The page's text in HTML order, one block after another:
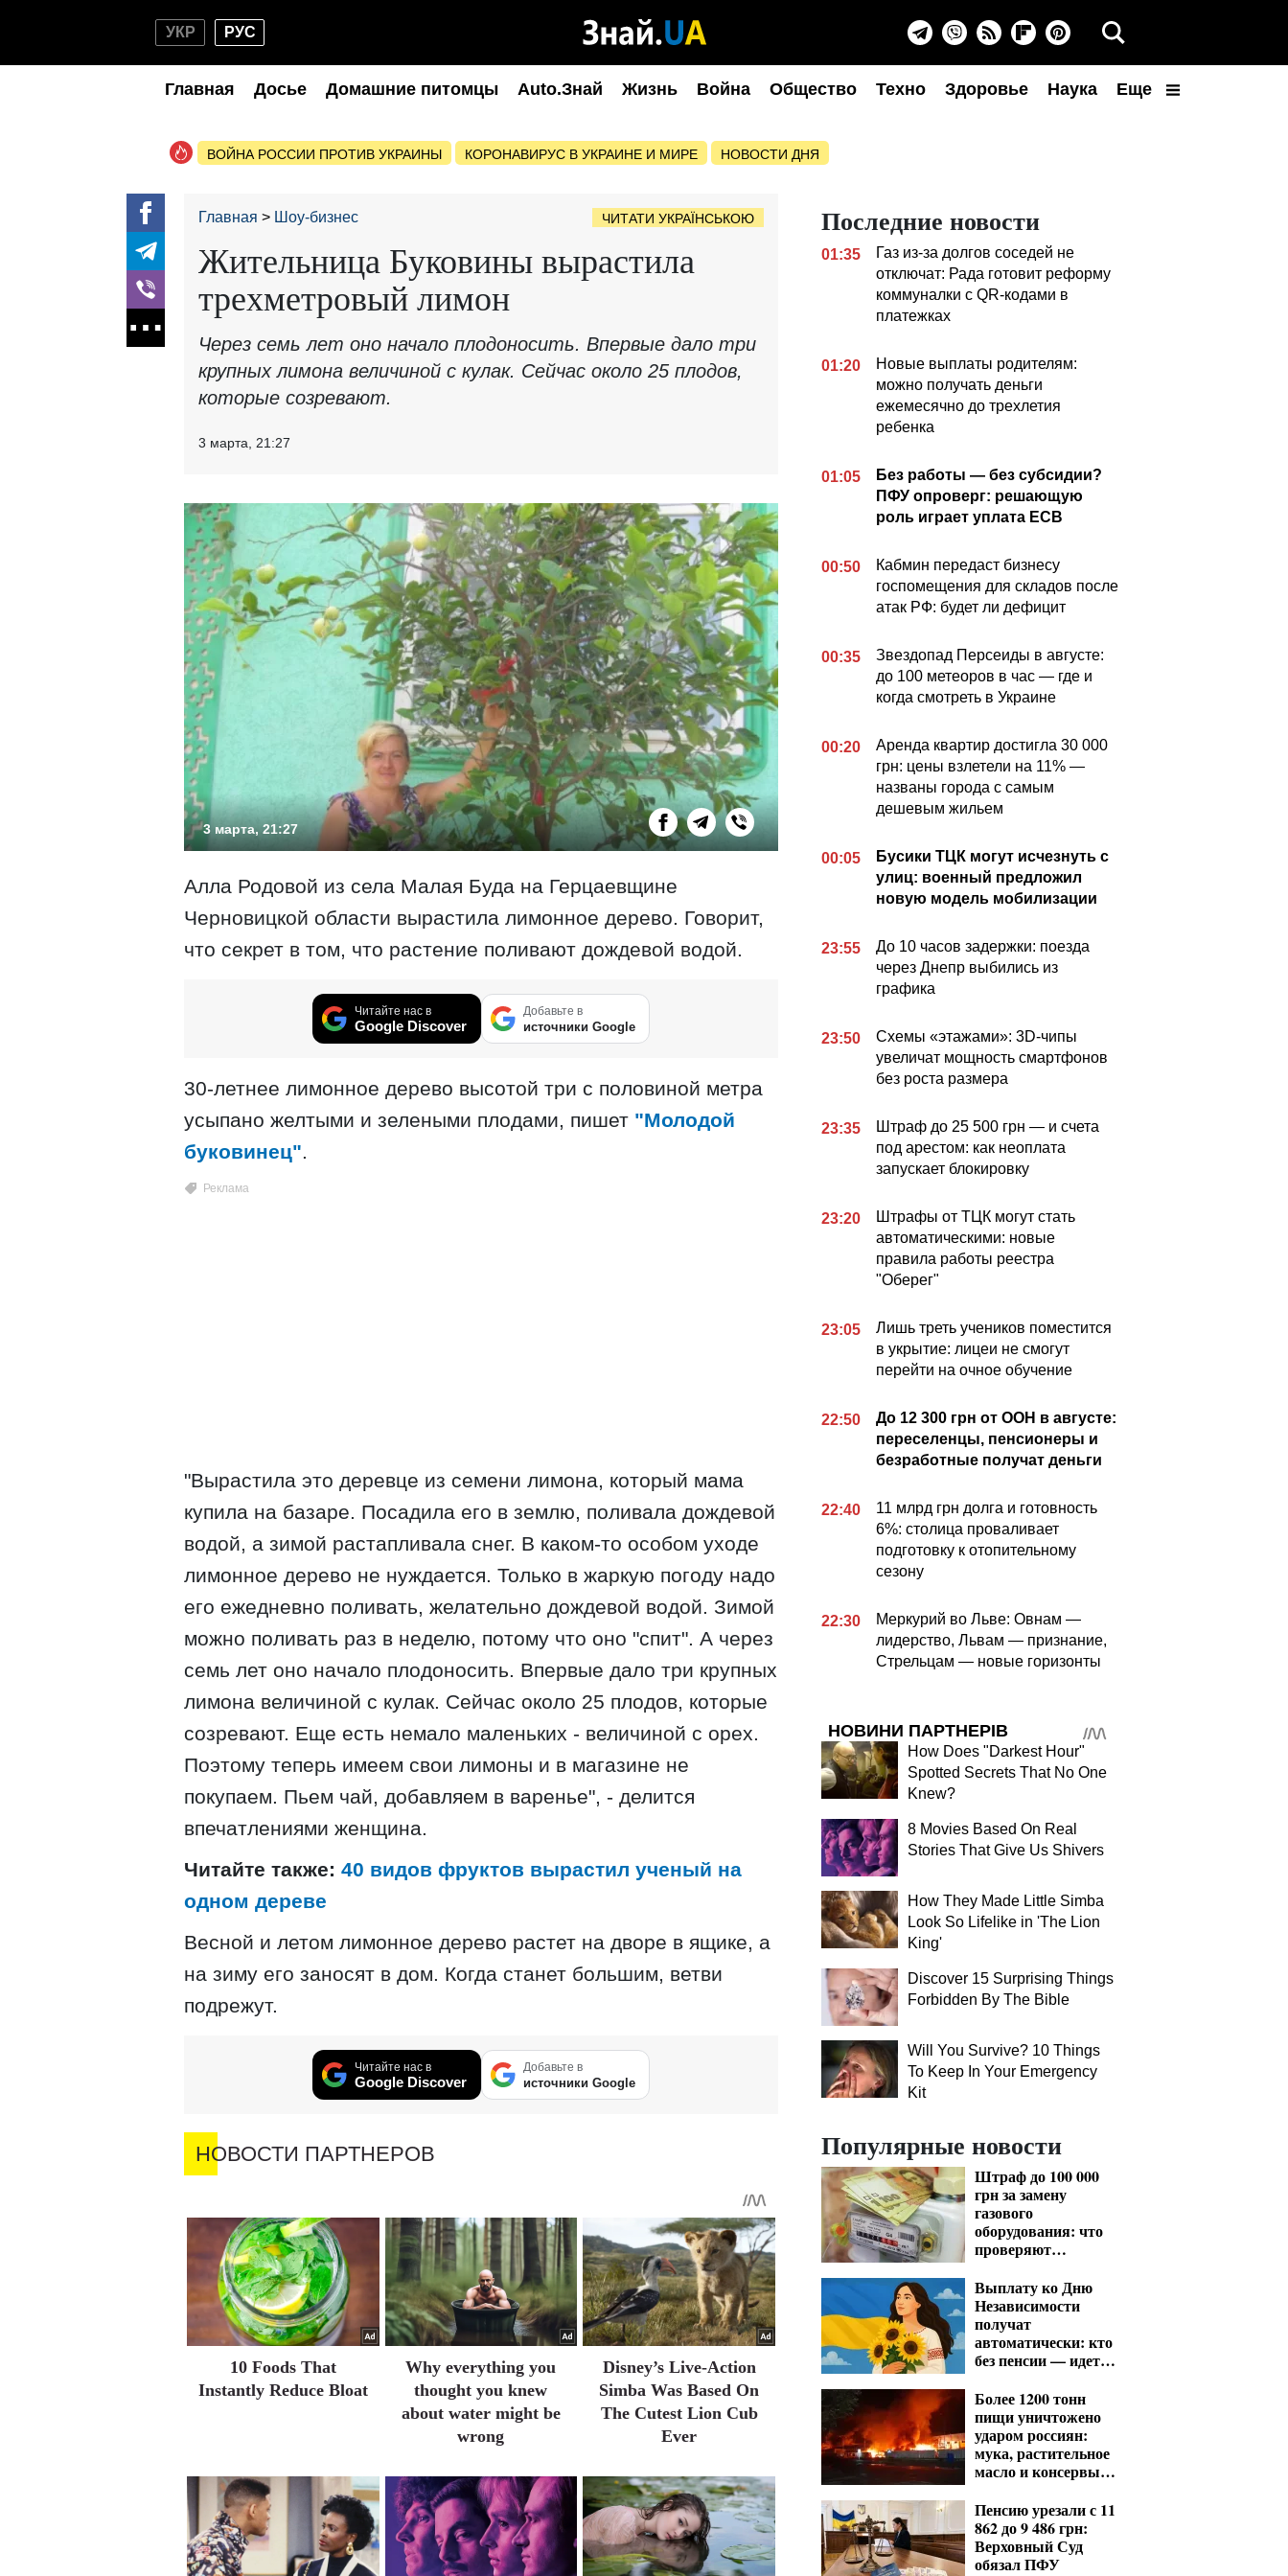
УКР РУС
Главная Досье Домашние питомцы Auto.Знай Жизнь Война Общество Техно Здоровье Наука Еще
ВОЙНА РОССИИ ПРОТИВ УКРАИНЫ КОРОНАВИРУС В УКРАИНЕ И МИРЕ НОВОСТИ ДНЯ
Главная Шоу-бизнес ЧИТАТИ УКРАЇНСЬКОЮ
Жительница Буковины вырастила
трехметровый лимон
Через семь лет оно начало плодоносить. Впервые дало три
крупных лимона величиной с кулак. Сейчас около 25 плодов,
которые созревают.
3 марта, 21:27
3 марта, 21:27
Алла Родовой из села Малая Буда на Герцаевщине
Черновицкой области вырастила лимонное дерево. Говорит,
что секрет в том, что растение поливают дождевой водой.
Читайте нас в
Google Discover
Добавьте в
источники Google
30-летнее лимонное дерево высотой три с половиной метра
усыпано желтыми и зелеными плодами, пишет "Молодой
буковинец".
"Вырастила это деревце из семени лимона, который мама
купила на базаре. Посадила его в землю, поливала дождевой
водой, а зимой растапливала снег. В каком-то особом уходе
лимонное дерево не нуждается. Только в жаркую погоду надо
его ежедневно поливать, желательно дождевой водой. Зимой
можно поливать раз в неделю, потому что оно "спит". А через
семь лет оно начало плодоносить. Впервые дало три крупных
лимона величиной с кулак. Сейчас около 25 плодов, которые
созревают. Еще есть немало маленьких - величиной с орех.
Поэтому теперь имеем свои лимоны и в магазине не
покупаем. Пьем чай, добавляем в варенье", - делится
впечатлениями женщина.
Читайте также: 40 видов фруктов вырастил ученый на
одном дереве
Весной и летом лимонное дерево растет на дворе в ящике, а
на зиму его заносят в дом. Когда станет большим, ветви
подрежут.
Читайте нас в
Google Discover
Добавьте в
источники Google
НОВОСТИ ПАРТНЕРОВ
10 Foods That
Instantly Reduce Bloat
Why everything you
thought you knew
about water might be
wrong
Disney’s Live-Action
Simba Was Based On
The Cutest Lion Cub
Ever
Последние новости
01:35
Газ из-за долгов соседей не
отключат: Рада готовит реформу
коммуналки с QR-кодами в
платежках
01:20
Новые выплаты родителям:
можно получать деньги
ежемесячно до трехлетия
ребенка
01:05
Без работы — без субсидии?
ПФУ опроверг: решающую
роль играет уплата ЕСВ
00:50
Кабмин передаст бизнесу
госпомещения для складов после
атак РФ: будет ли дефицит
00:35
Звездопад Персеиды в августе:
до 100 метеоров в час — где и
когда смотреть в Украине
00:20
Аренда квартир достигла 30 000
грн: цены взлетели на 11% —
названы города с самым
дешевым жильем
00:05
Бусики ТЦК могут исчезнуть с
улиц: военный предложил
новую модель мобилизации
23:55
До 10 часов задержки: поезда
через Днепр выбились из
графика
23:50
Схемы «этажами»: 3D-чипы
увеличат мощность смартфонов
без роста размера
23:35
Штраф до 25 500 грн — и счета
под арестом: как неоплата
запускает блокировку
23:20
Штрафы от ТЦК могут стать
автоматическими: новые
правила работы реестра
"Оберег"
23:05
Лишь треть учеников поместится
в укрытие: лицеи не смогут
перейти на очное обучение
22:50
До 12 300 грн от ООН в августе:
переселенцы, пенсионеры и
безработные получат деньги
22:40
11 млрд грн долга и готовность
6%: столица проваливает
подготовку к отопительному
сезону
22:30
Меркурий во Льве: Овнам —
лидерство, Львам — признание,
Стрельцам — новые горизонты
НОВИНИ ПАРТНЕРІВ
How Does "Darkest Hour"
Spotted Secrets That No One
Knew?
8 Movies Based On Real
Stories That Give Us Shivers
How They Made Little Simba
Look So Lifelike in 'The Lion
King'
Discover 15 Surprising Things
Forbidden By The Bible
Will You Survive? 10 Things
To Keep In Your Emergency
Kit
Популярные новости
Штраф до 100 000
грн за замену
газового
оборудования: что
проверяют
Выплату ко Дню
Независимости
получат
автоматически: кто
без пенсии — идет в
Более 1200 тонн
пищи уничтожено
ударом россиян:
мука, растительное
масло и консервы
полок
Пенсию урезали с 11
862 до 9 486 грн:
Верховный Суд
обязал ПФУ